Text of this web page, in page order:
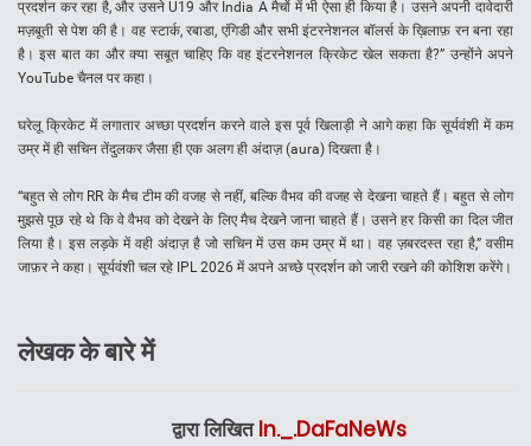
प्रदर्शन कर रहा है, और उसने U19 और India A मैचों में भी ऐसा ही किया है। उसने अपनी दावेदारी
मज़बूती से पेश की है। वह स्टार्क, रबाडा, एंगिडी और सभी इंटरनेशनल बॉलर्स के ख़िलाफ़ रन बना रहा
है। इस बात का और क्या सबूत चाहिए कि वह इंटरनेशनल क्रिकेट खेल सकता है?” उन्होंने अपने
YouTube चैनल पर कहा।
घरेलू क्रिकेट में लगातार अच्छा प्रदर्शन करने वाले इस पूर्व खिलाड़ी ने आगे कहा कि सूर्यवंशी में कम
उम्र में ही सचिन तेंदुलकर जैसा ही एक अलग ही अंदाज़ (aura) दिखता है।
“बहुत से लोग RR के मैच टीम की वजह से नहीं, बल्कि वैभव की वजह से देखना चाहते हैं। बहुत से लोग
मुझसे पूछ रहे थे कि वे वैभव को देखने के लिए मैच देखने जाना चाहते हैं। उसने हर किसी का दिल जीत
लिया है। इस लड़के में वही अंदाज़ है जो सचिन में उस कम उम्र में था। वह ज़बरदस्त रहा है,” वसीम
जाफ़र ने कहा। सूर्यवंशी चल रहे IPL 2026 में अपने अच्छे प्रदर्शन को जारी रखने की कोशिश करेंगे।
लेखक के बारे में
द्वारा लिखितIn._.DaFaNeWs